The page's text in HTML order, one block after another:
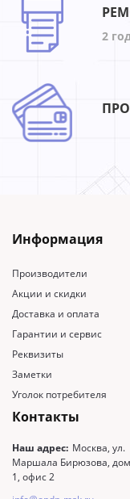
2
Информация
Производители
Акции и скидки
Доставка и оплата
Гарантии и сервис
Реквизиты
Заметки
Уголок потребителя
Контакты
Наш адрес: Москва, ул.
Маршала Бирюзова, дом
1, офис 2